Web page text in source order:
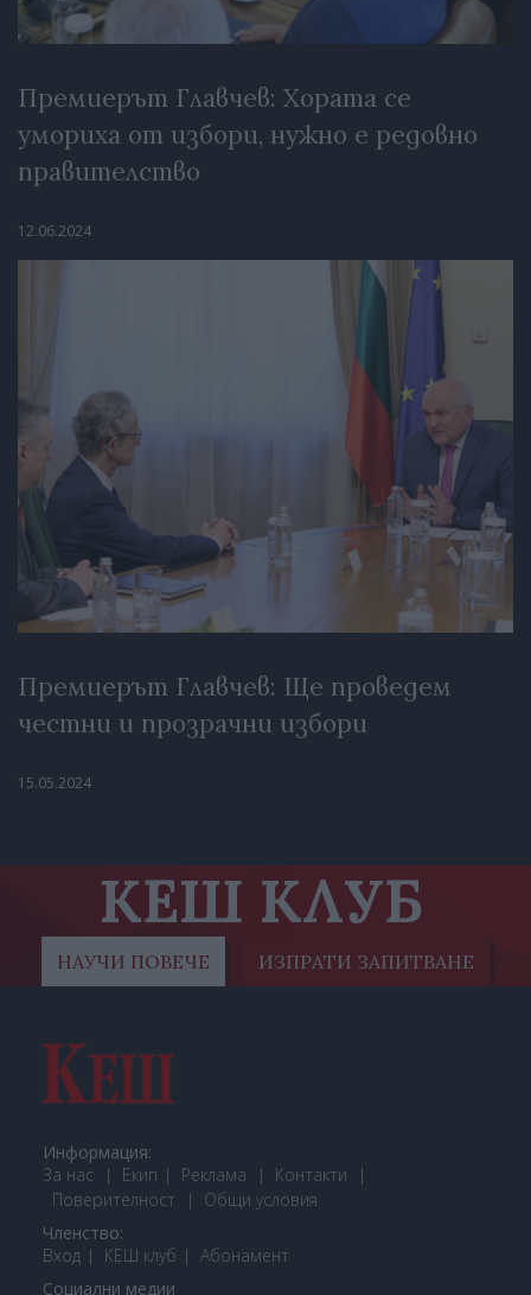
Премиерът Главчев: Хората се
умориха от избори, нужно е редовно
правителство
12.06.2024
Премиерът Главчев: Ще проведем
честни и прозрачни избори
15.05.2024
КЕШ КЛУБ
НАУЧИ ПОВЕЧЕ ИЗПРАТИ ЗАПИТВАНЕ
Информация:
За нас
Екип Реклама
Контакти
Поверителност
Общи условия
Членство:
Вход
КЕШ клуб Абонамент
Социални медии